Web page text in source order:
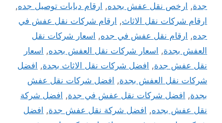
جدة, ارخص نقل عفش بجده, ارقام دبابات توصيل جده,
ارقام شركات نقل الاثاث, ارقام شركات نقل عفش في
جده, ارقام نقل عفش في جده, اسعار شركات نقل
العفش بجدة, اسعار شركات نقل العفش بجده, اسعار
نقل عفش جدة, افضل شركات نقل الاثاث بجدة, افضل
شركات نقل العفش بجدة, افضل شركات نقل عفش
بجدة, افضل شركات نقل عفش في جدة, افضل شركة
نقل عفش بجده, افضل شركة نقل عفش جدة, افضل